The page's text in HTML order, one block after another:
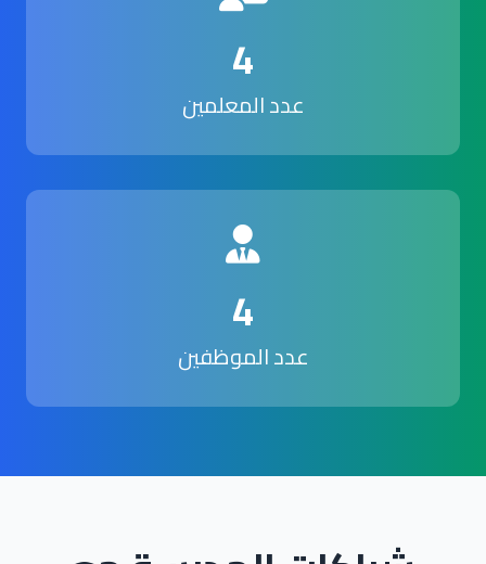
4
عدد المعلمين
4
عدد الموظفين